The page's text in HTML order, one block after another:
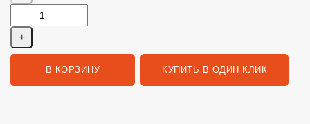
В КОРЗИНУ КУПИТЬ В ОДИН КЛИК